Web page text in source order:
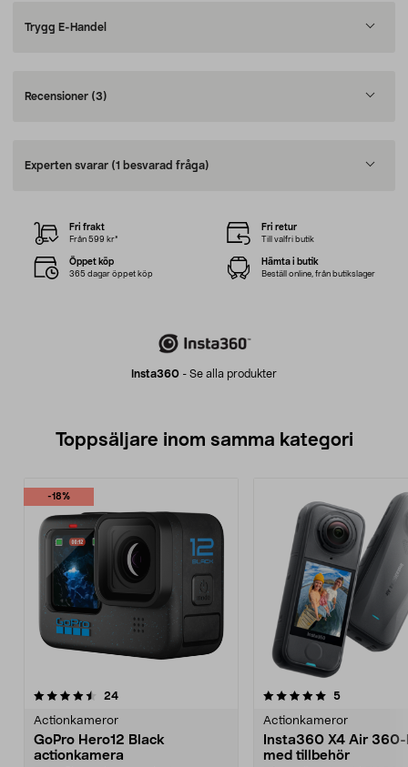
Trygg E-Handel
Recensioner (3)
Experten svarar (1 besvarad fråga)
Insta360 - Se alla produkter
Fri frakt
Från 599 kr*
Fri retur
Till valfri butik
Öppet köp
365 dagar öppet köp
Hämta i butik
Beställ online, från butikslager
Toppsäljare inom samma kategori
-18%
24recensioner
Actionkameror
GoPro Hero12 Black
actionkamera
5.0 av 5 stjärnor 5recensioner
Actionkameror
Insta360 X4 Air
med tillbehör
5.0 av 5 stjärnor